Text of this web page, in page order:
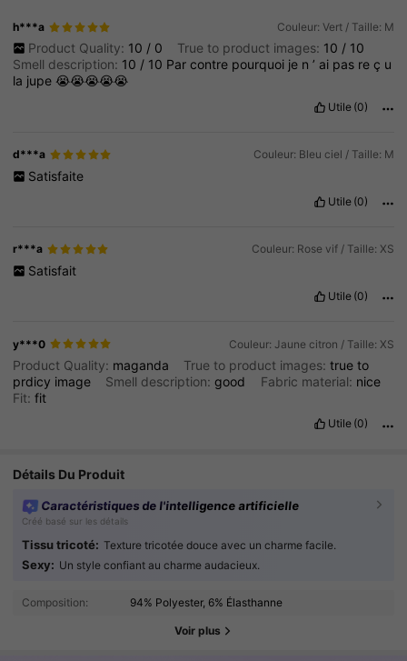
h***a Couleur: Vert / Taille: M
Product Quality: 10 / 0 True to product images: 10 / 10
Smell description: 10 / 10 Parcontre pourquoi je n’ ai pas reç u
la jupe 😭😭😭😭😭
Utile (0)
d***a Couleur: Bleu ciel / Taille: M
Satisfaite
Utile (0)
r***a Couleur: Rose vif / Taille: XS
Satisfait
Utile (0)
y***0 Couleur: Jaune citron / Taille: XS
Product Quality: maganda True to product images:trueto
prdicy image Smell description:good Fabric material: nice
Fit:fit
Utile (0)
Détails Du Produit
Caractéristiques de l'intelligence artificielle
Créé basé sur les détails
Tissu tricoté: Texture tricotée douce avec un charme facile.
Sexy: Un style confiant au charme audacieux.
Composition: 94% Polyester, 6% Élasthanne
Voir plus
4.91 489K Suiveurs
489K Suiveurs